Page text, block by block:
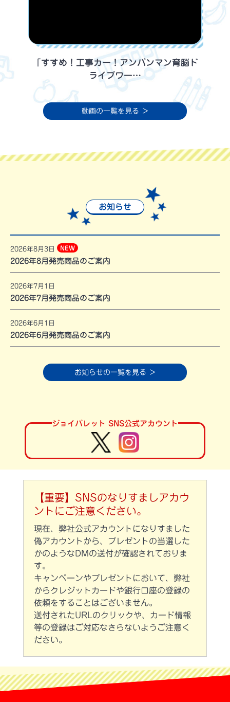
「すすめ！工事カー！アンパンマン育脳ド
ライブワー…
動画の一覧を見る ＞
お知らせ
2026年8月3日 NEW
2026年8月発売商品のご案内
2026年7月1日
2026年7月発売商品のご案内
2026年6月1日
2026年6月発売商品のご案内
お知らせの一覧を見る ＞
ジョイパレット SNS公式アカウント
【重要】SNSのなりすましアカウ
ントにご注意ください。
現在、弊社公式アカウントになりすました
偽アカウントから、プレゼントの当選した
かのようなDMの送付が確認されておりま
す。
キャンペーンやプレゼントにおいて、弊社
からクレジットカードや銀行口座の登録の
依頼をすることはございません。
送付されたURLのクリックや、カード情報
等の登録はご対応なさらないようご注意く
ださい。